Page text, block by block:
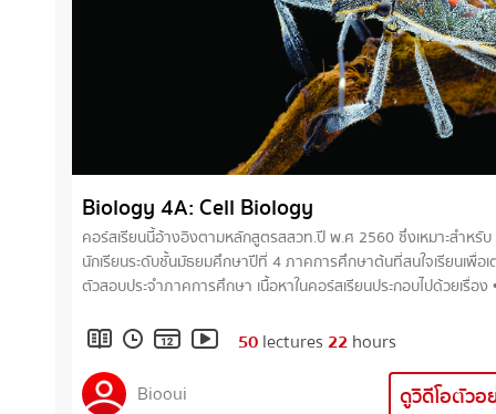
Biology 4A: Cell Biology
คอร์สเรียนนี้อ้างอิงตามหลักสูตรสสวท.ปี พ.ศ 2560 ซึ่งเหมาะสำหรับ
นักเรียนระดับชั้นมัธยมศึกษาปีที่ 4 ภาคการศึกษาต้นที่สนใจเรียนเพื่อ
ตัวสอบประจำภาคการศึกษา เนื้อหาในคอร์สเรียนประกอบไปด้วยเรื่อง •
เมมเบรนและการลำเลียงสารผ่านเข้าออกเซลล์ • เมแทบอลิซึมและเอนไซม์ •
50lectures22hours
Biooui
ดูวิดีโอตัวอ